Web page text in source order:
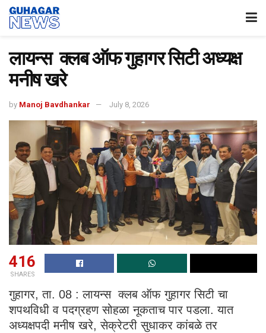
लायन्स क्लब ऑफ गुहागर सिटी अध्यक्ष
मनीष खरे
by Manoj Bavdhankar July 8, 2026
416
SHARES
गुहागर, ता. 08 : लायन्स क्लब ऑफ गुहागर सिटी चा
शपथविधी व पदग्रहण सोहळा नूकताच पार पडला. यात
अध्यक्षपदी मनीष खरे, सेक्रेटरी सुधाकर कांबळे तर